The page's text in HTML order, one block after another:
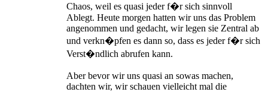
Chaos, weil es quasi jeder f�r sich sinnvoll
Ablegt. Heute morgen hatten wir uns das Problem
angenommen und gedacht, wir legen sie Zentral ab
und verkn�pfen es dann so, dass es jeder f�r sich
Verst�ndlich abrufen kann.
Aber bevor wir uns quasi an sowas machen,
dachten wir, wir schauen vielleicht mal die